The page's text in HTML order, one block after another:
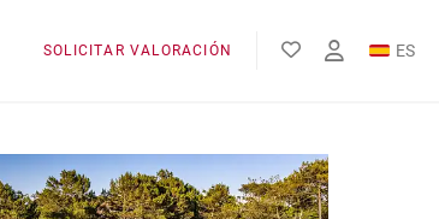
SOLICITAR VALORACIÓN ES
EN